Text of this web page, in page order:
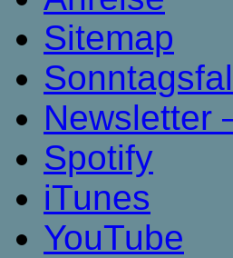
Sitemap
Newsletter
Spotify
iTunes
YouTube